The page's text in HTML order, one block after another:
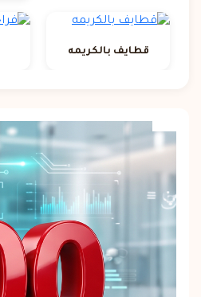
قطايف بالكريمه